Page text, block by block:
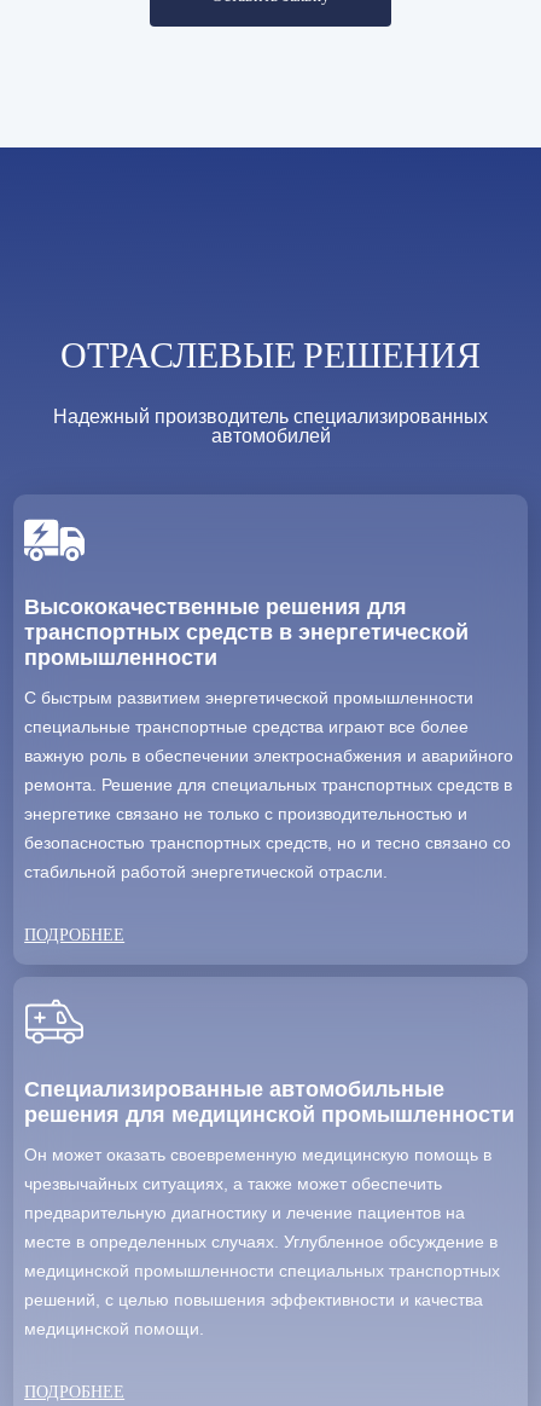
ОТРАСЛЕВЫЕ РЕШЕНИЯ
Надежный производитель специализированных
автомобилей
Высококачественные решения для
транспортных средств в энергетической
промышленности
С быстрым развитием энергетической промышленности
специальные транспортные средства играют все более
важную роль в обеспечении электроснабжения и аварийного
ремонта. Решение для специальных транспортных средств в
энергетике связано не только с производительностью и
безопасностью транспортных средств, но и тесно связано со
стабильной работой энергетической отрасли.
ПОДРОБНЕЕ
Специализированные автомобильные
решения для медицинской промышленности
Он может оказать своевременную медицинскую помощь в
чрезвычайных ситуациях, а также может обеспечить
предварительную диагностику и лечение пациентов на
месте в определенных случаях. Углубленное обсуждение в
медицинской промышленности специальных транспортных
решений, с целью повышения эффективности и качества
медицинской помощи.
ПОДРОБНЕЕ